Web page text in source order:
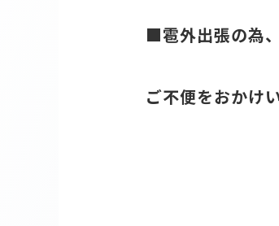
■雹外出張の為
ご不便をおかけ